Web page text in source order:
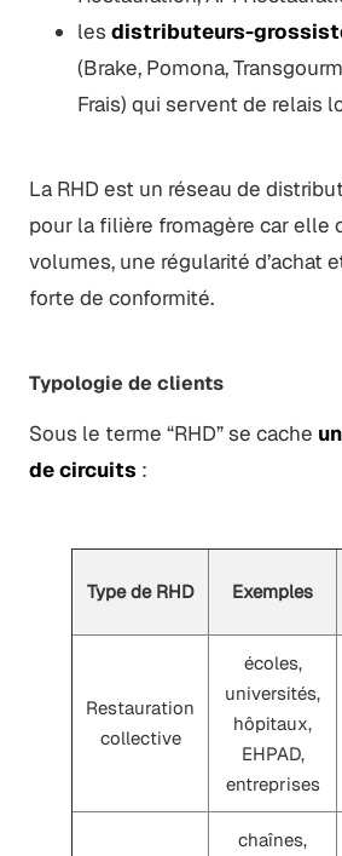
lesdistributeurs-
(Brake, Pomona,
Frais) qui servent de relais
La RHD est un réseau de
pour la filière fromagère car elle
volumes, une régularité d’achat
forte de conformité.
Typologie de clients
Sous le terme “RHD” se cache
de circuits :
Type de RHD Exemples
Restauration
collective
écoles,
universités,
hôpitaux,
EHPAD,
entreprises
chaînes,